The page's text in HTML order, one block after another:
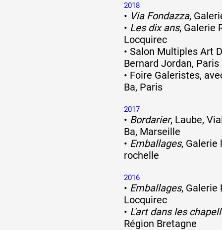
2018
• Via Fondazza,
• Les dix ans, Galerie
Locquirec
• Salon Multiples Art
Bernard Jordan, Paris
• Foire Galeristes,
Ba, Paris
2017
• Bordarier, Laube,
Ba, Marseille
• Emballages, Galerie
rochelle
2016
• Emballages, Galerie
Locquirec
• L'art dans les
Région Bretagne